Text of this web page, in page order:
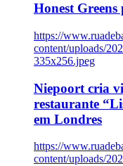
Honest Greens
https://
content/uploads/
335x256.jpeg
Niepoort cria
restaurante
em Londres
https://
content/uploads/